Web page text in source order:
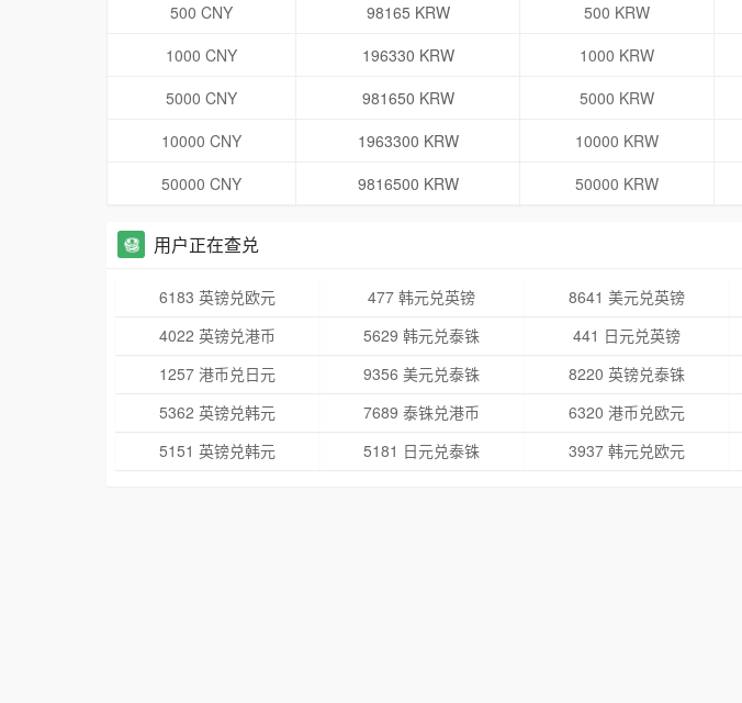
500 CNY
98165 KRW 500 KRW
1000 CNY
196330 KRW 1000 KRW
5000 CNY
981650 KRW 5000 KRW
10000 CNY
1963300 KRW 10000 KRW
50000 CNY
9816500 KRW 50000 KRW
用户正在查兑
6183 英镑兑欧元 477 韩元兑英镑 8641 美元兑英镑
4022 英镑兑港币
5629 韩元兑泰铢 441 日元兑英镑
1257 港币兑日元
9356 美元兑泰铢 8220 英镑兑泰铢
5362 英镑兑韩元
7689 泰铢兑港币 6320 港币兑欧元
5151 英镑兑韩元
5181 日元兑泰铢 3937 韩元兑欧元